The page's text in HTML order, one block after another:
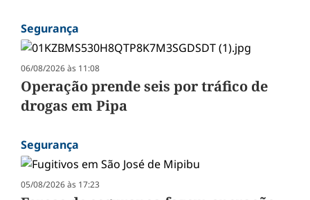
Segurança
06/08/2026 às 11:08
Operação prende seis por tráfico de
drogas em Pipa
Segurança
05/08/2026 às 17:23